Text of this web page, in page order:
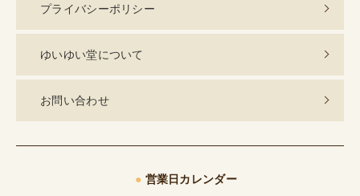
プライバシーポリシー
ゆいゆい堂について
お問い合わせ
● 営業日カレンダー